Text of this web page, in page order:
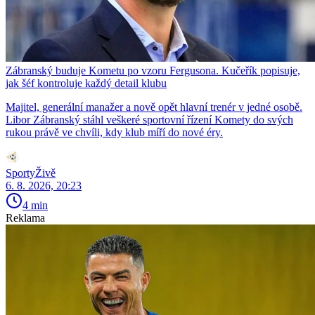
Zábranský buduje Kometu po vzoru Fergusona. Kučeřík popisuje,
jak šéf kontroluje každý detail klubu
Majitel, generální manažer a nově opět hlavní trenér v jedné osobě.
Libor Zábranský stáhl veškeré sportovní řízení Komety do svých
rukou právě ve chvíli, kdy klub míří do nové éry.
SportyŽivě
6. 8. 2026, 20:23
4 min
Reklama